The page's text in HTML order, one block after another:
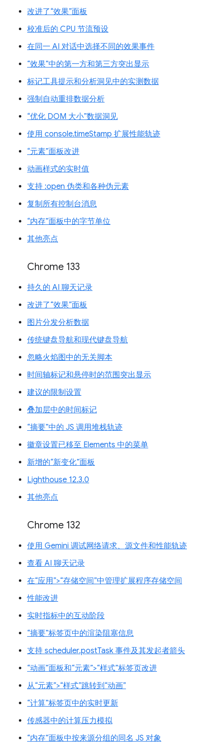
改进了“效果”面板
校准后的 CPU 节流预设
在同一 AI 对话中选择不同的效果事件
“效果”中的第一方和第三方突出显示
标记工具提示和分析洞见中的实测数据
强制自动重排数据分析
“优化 DOM 大小”数据洞见
使用 console.timeStamp 扩展性能轨迹
“元素”面板改进
动画样式的实时值
支持 :open 伪类和各种伪元素
复制所有控制台消息
“内存”面板中的字节单位
其他亮点
Chrome 133
持久的 AI 聊天记录
改进了“效果”面板
图片分发分析数据
传统键盘导航和现代键盘导航
忽略火焰图中的无关脚本
时间轴标记和悬停时的范围突出显示
建议的限制设置
叠加层中的时间标记
“摘要”中的 JS 调用堆栈轨迹
徽章设置已移至 Elements 中的菜单
新增的“新变化”面板
Lighthouse 12.3.0
其他亮点
Chrome 132
使用 Gemini 调试网络请求、源文件和性能轨迹
查看 AI 聊天记录
在“应用”>“存储空间”中管理扩展程序存储空间
性能改进
实时指标中的互动阶段
“摘要”标签页中的渲染阻塞信息
支持 scheduler.postTask 事件及其发起者箭头
“动画”面板和“元素”>“样式”标签页改进
从“元素”>“样式”跳转到“动画”
“计算”标签页中的实时更新
传感器中的计算压力模拟
“内存”面板中按来源分组的同名 JS 对象